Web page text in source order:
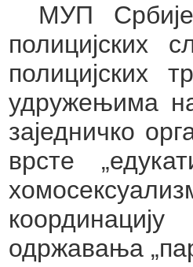
МУП
удружењима
заједничко
врсте
одржавања